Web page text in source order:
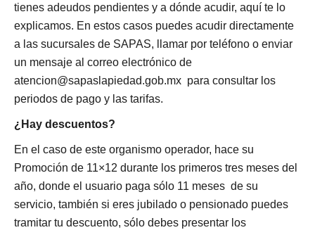
tienes adeudos pendientes y a dónde acudir, aquí te lo
explicamos. En estos casos puedes acudir directamente
a las sucursales de SAPAS, llamar por teléfono o enviar
un mensaje al correo electrónico de
atencion@sapaslapiedad.gob.mx para consultar los
periodos de pago y las tarifas.
¿Hay descuentos?
En el caso de este organismo operador, hace su
Promoción de 11×12 durante los primeros tres meses del
año, donde el usuario paga sólo 11 meses de su
servicio, también si eres jubilado o pensionado puedes
tramitar tu descuento, sólo debes presentar los